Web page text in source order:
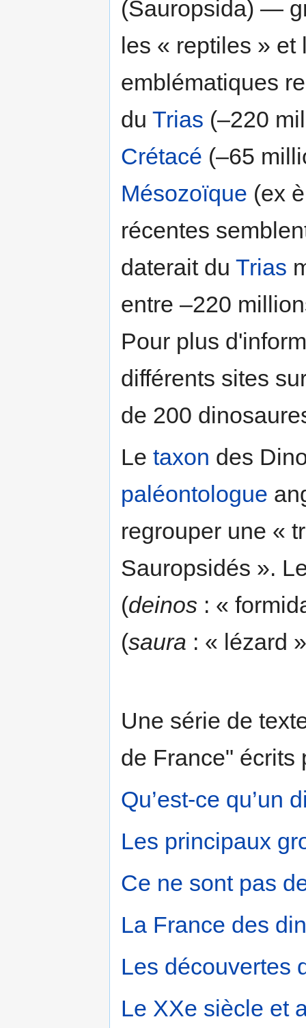
(Sauropsida) —
les « reptiles »
emblématiques
du Trias (–220
Crétacé (–65
Mésozoïque (ex
récentes
daterait du Trias
entre –220
Pour plus
différents sites
de 200
Le taxon des
paléontologue
regrouper une «
Sauropsidés ».
(deinos : «
(saura : « lézard
Une série de
de France" écrits
Qu’est-ce qu’un
Les principaux
Ce ne sont pas
La France des
Les découvertes
Le XXe siècle et